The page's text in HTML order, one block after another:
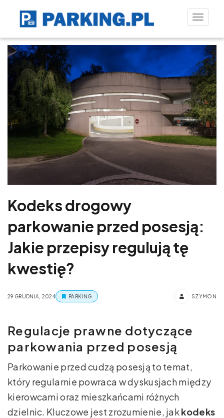
Toggle
Kodeks drogowy
parkowanie przed posesją:
Jakie przepisy regulują tę
kwestię?
29 GRUDNIA, 2024 PARKING SZYMON
Regulacje prawne dotyczące
parkowania przed posesją
Parkowanie przed cudzą posesją to temat,
który regularnie powraca w dyskusjach między
kierowcami oraz mieszkańcami różnych
dzielnic. Kluczowe jest zrozumienie, jakkodeks